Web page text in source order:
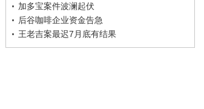
加多宝案件波澜起伏
后谷咖啡企业资金告急
王老吉案最迟7月底有结果